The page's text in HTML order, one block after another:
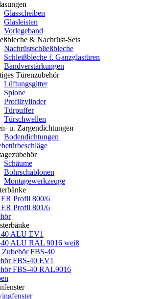
Glasscheiben
Glasleisten
Vorlegeband
& Nachrüst-Sets
Nachrüstschließbleche
Schleißbleche f. Ganzglastüren
Bandverstärkungen
Türenzubehör
Lüftungsgitter
Spione
Profilzylinder
Türpuffer
Türschwellen
u. Zargendichtungen
Bodendichtungen
Schäume
Bohrschablonen
Montagewerkzeuge
Profil 800/6
Profil 801/6
ALU EV1
ALU RAL 9016 weiß
FBS-40
FBS-40 EV1
FBS-40 RAL9016